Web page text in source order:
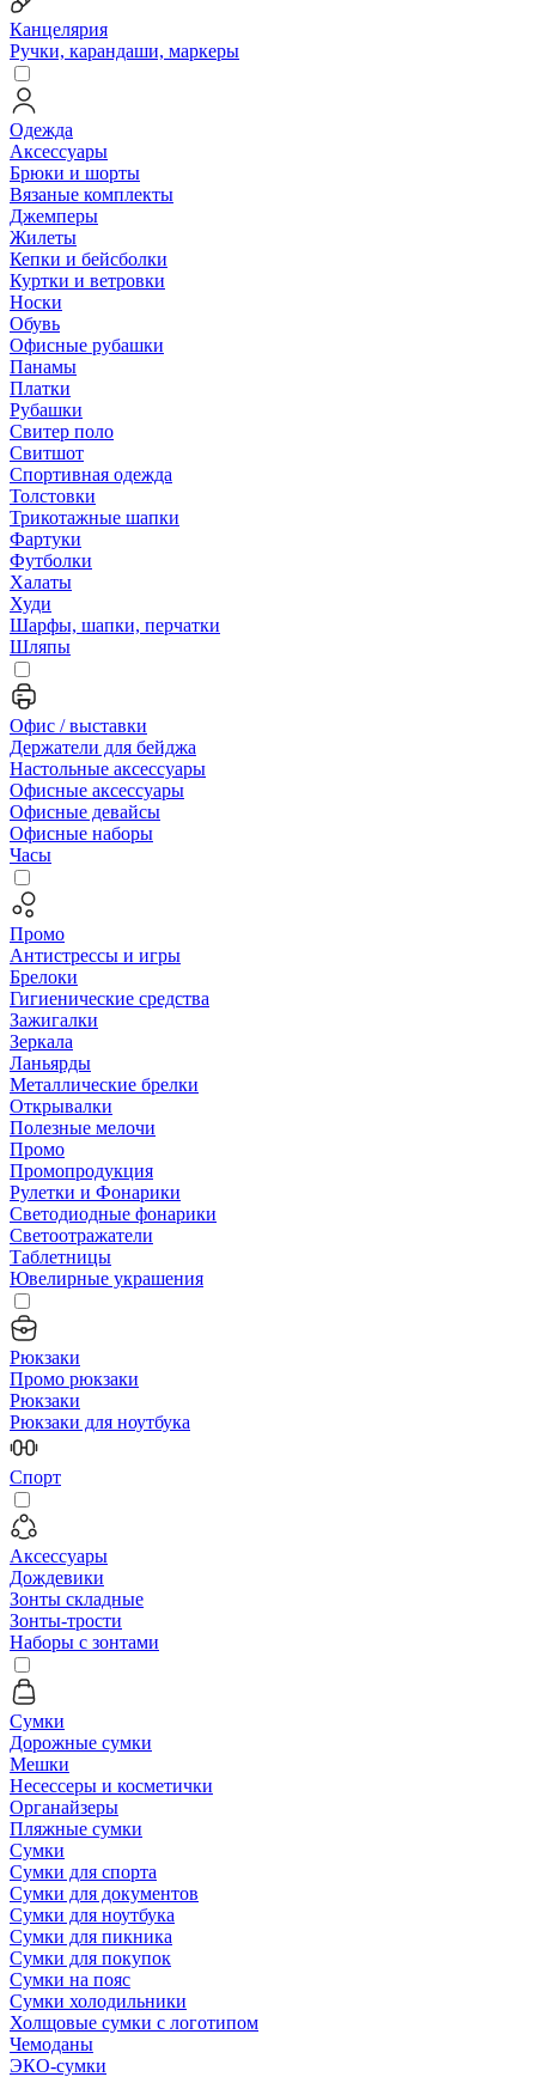
Канцелярия
Ручки, карандаши, маркеры
Одежда
Аксессуары
Брюки и шорты
Вязаные комплекты
Джемперы
Жилеты
Кепки и бейсболки
Куртки и ветровки
Носки
Обувь
Офисные рубашки
Панамы
Платки
Рубашки
Свитер поло
Свитшот
Спортивная одежда
Толстовки
Трикотажные шапки
Фартуки
Футболки
Халаты
Худи
Шарфы, шапки, перчатки
Шляпы
Офис / выставки
Держатели для бейджа
Настольные аксессуары
Офисные аксессуары
Офисные девайсы
Офисные наборы
Часы
Промо
Антистрессы и игры
Брелоки
Гигиенические средства
Зажигалки
Зеркала
Ланьярды
Металлические брелки
Открывалки
Полезные мелочи
Промо
Промопродукция
Рулетки и Фонарики
Светодиодные фонарики
Светоотражатели
Таблетницы
Ювелирные украшения
Рюкзаки
Промо рюкзаки
Рюкзаки
Рюкзаки для ноутбука
Спорт
Аксессуары
Дождевики
Зонты складные
Зонты-трости
Наборы с зонтами
Сумки
Дорожные сумки
Мешки
Несессеры и косметички
Органайзеры
Пляжные сумки
Сумки
Сумки для спорта
Сумки для документов
Сумки для ноутбука
Сумки для пикника
Сумки для покупок
Сумки на пояс
Сумки холодильники
Холщовые сумки с логотипом
Чемоданы
ЭКО-сумки